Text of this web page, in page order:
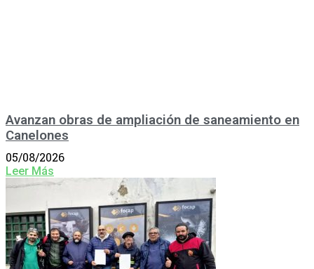
Avanzan obras de ampliación de saneamiento en
Canelones
05/08/2026
Leer Más